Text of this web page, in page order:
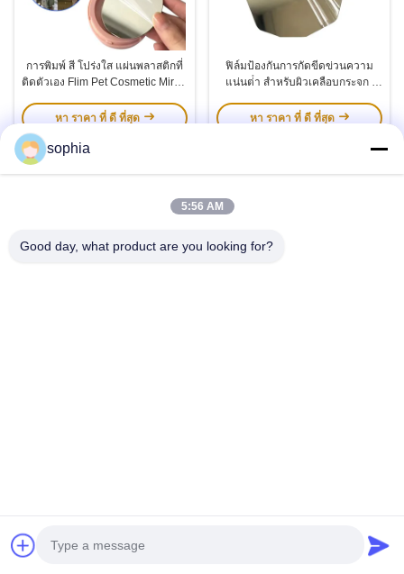
การพิมพ์ สี โปร่งใส แผ่นพลาสติกที่
ติดตัวเอง Flim Pet Cosmetic Mirror
หา ราคา ที่ ดี ที่สุด
ฟิล์มป้องกันการกัดขีดข่วนความ
แน่นต่ํา สําหรับผิวเคลือบกระจก /
หา ราคา ที่ ดี ที่สุด
sophia
5:56 AM
Good day, what product are you looking for?